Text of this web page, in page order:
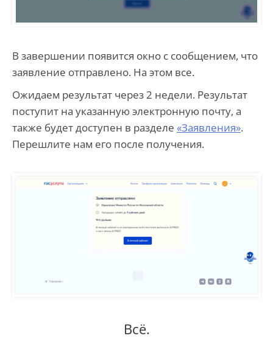
В завершении появится окно с сообщением, что
заявление отправлено. На этом все.
Ожидаем результат через 2 недели. Результат
поступит на указанную электронную почту, а
также будет доступен в разделе «Заявления».
Перешлите нам его после получения.
Всё.